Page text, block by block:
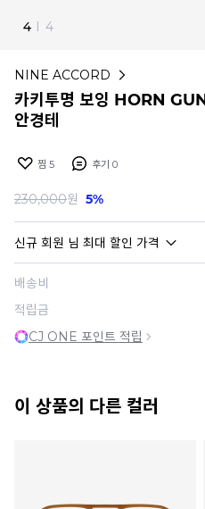
1 I 4
NINE ACCORD
카키투명 보잉 HORN
안경테
찜 5 후기 0
230,000원 5%
신규 회원 님 최대 할인 가격
배송비
적립금
CJ ONE 포인트 적립
이 상품의 다른 컬러